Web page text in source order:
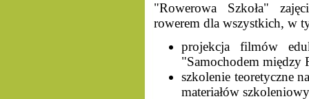
"Rowerowa Szkoła"
rowerem dla wszystkich, w
projekcja filmów
"Samochodem między
szkolenie teoretyczne
materiałów